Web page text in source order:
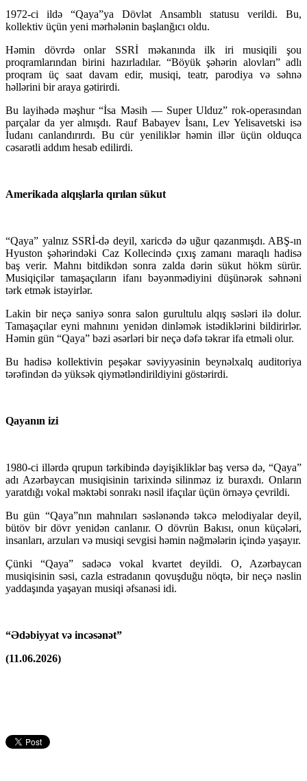
1972-ci ildə “Qaya”ya Dövlət Ansamblı statusu verildi. Bu,
kollektiv üçün yeni mərhələnin başlanğıcı oldu.
Həmin dövrdə onlar SSRİ məkanında ilk iri musiqili şou
proqramlarından birini hazırladılar. “Böyük şəhərin alovları” adlı
proqram üç saat davam edir, musiqi, teatr, parodiya və səhnə
həllərini bir araya gətirirdi.
Bu layihədə məşhur “İsa Məsih — Super Ulduz” rok-operasından
parçalar da yer almışdı. Rauf Babayev İsanı, Lev Yelisavetski isə
İudanı canlandırırdı. Bu cür yeniliklər həmin illər üçün olduqca
cəsarətli addım hesab edilirdi.
Amerikada alqışlarla qırılan sükut
“Qaya” yalnız SSRİ-də deyil, xaricdə də uğur qazanmışdı. ABŞ-ın
Hyuston şəhərindəki Caz Kollecində çıxış zamanı maraqlı hadisə
baş verir. Mahnı bitdikdən sonra zalda dərin sükut hökm sürür.
Musiqiçilər tamaşaçıların ifanı bəyənmədiyini düşünərək səhnəni
tərk etmək istəyirlər.
Lakin bir neçə saniyə sonra salon gurultulu alqış səsləri ilə dolur.
Tamaşaçılar eyni mahnını yenidən dinləmək istədiklərini bildirirlər.
Həmin gün “Qaya” bəzi əsərləri bir neçə dəfə təkrar ifa etməli olur.
Bu hadisə kollektivin peşəkar səviyyəsinin beynəlxalq auditoriya
tərəfindən də yüksək qiymətləndirildiyini göstərirdi.
Qayanın izi
1980-ci illərdə qrupun tərkibində dəyişikliklər baş versə də, “Qaya”
adı Azərbaycan musiqisinin tarixində silinməz iz buraxdı. Onların
yaratdığı vokal məktəbi sonrakı nəsil ifaçılar üçün örnəyə çevrildi.
Bu gün “Qaya”nın mahnıları səslənəndə təkcə melodiyalar deyil,
bütöv bir dövr yenidən canlanır. O dövrün Bakısı, onun küçələri,
insanları, arzuları və musiqi sevgisi həmin nəğmələrin içində yaşayır.
Çünki “Qaya” sadəcə vokal kvartet deyildi. O, Azərbaycan
musiqisinin səsi, cazla estradanın qovuşduğu nöqtə, bir neçə nəslin
yaddaşında yaşayan musiqi əfsanəsi idi.
“Ədəbiyyat və incəsənət”
(11.06.2026)